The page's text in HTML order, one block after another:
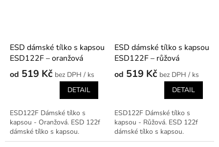
ESD dámské tílko s kapsou
ESD122F – oranžová
od 519 Kč
/ ks
DETAIL
ESD122F Dámské tílko s
kapsou - Oranžová. ESD 122f
dámské tílko s kapsou.
ESD dámské tílko s kapsou
ESD122F – růžová
od 519 Kč
/ ks
DETAIL
ESD122F Dámské tílko s
kapsou - Růžová. ESD 122f
dámské tílko s kapsou.